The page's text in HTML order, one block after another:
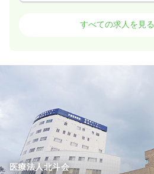
4週8休以上
月給28万円以上可
気になる
すべての求人を見る
医療法人北斗会